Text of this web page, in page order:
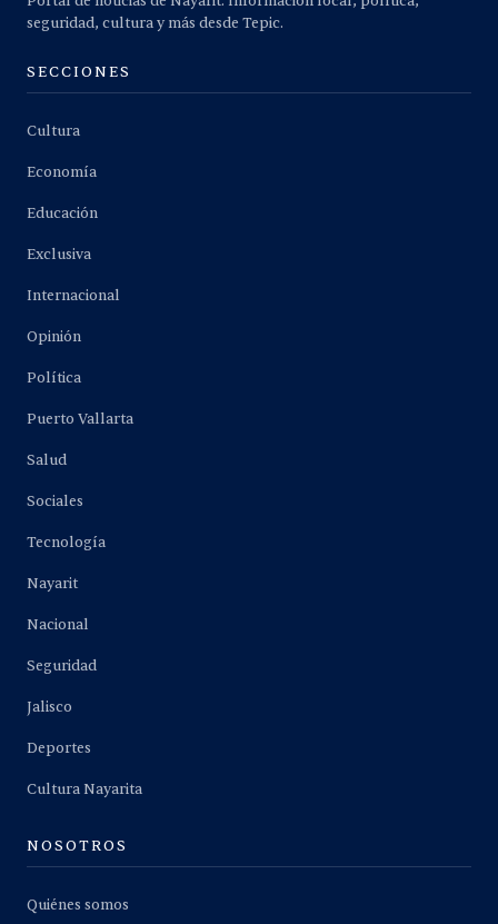
seguridad, cultura y más desde Tepic.
SECCIONES
Cultura
Economía
Educación
Exclusiva
Internacional
Opinión
Política
Puerto Vallarta
Salud
Sociales
Tecnología
Nayarit
Nacional
Seguridad
Jalisco
Deportes
Cultura Nayarita
NOSOTROS
Quiénes somos